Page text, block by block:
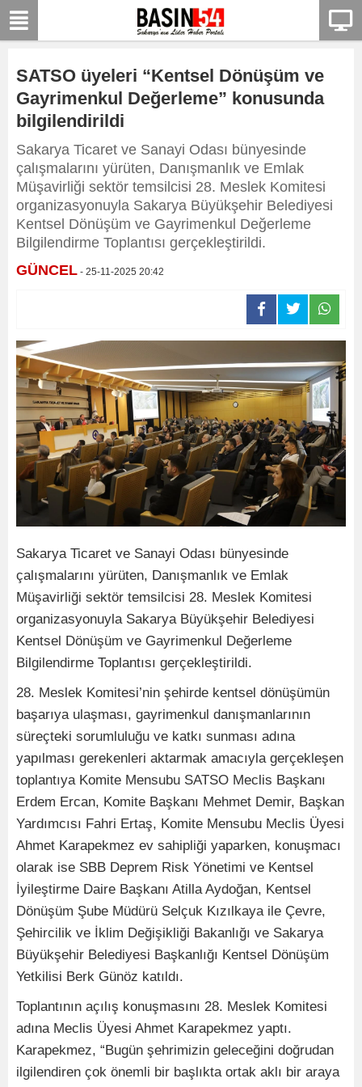
SATSO üyeleri “Kentsel Dönüşüm ve
Gayrimenkul Değerleme” konusunda
bilgilendirildi
Sakarya Ticaret ve Sanayi Odası bünyesinde
çalışmalarını yürüten, Danışmanlık ve Emlak
Müşavirliği sektör temsilcisi 28. Meslek Komitesi
organizasyonuyla Sakarya Büyükşehir Belediyesi
Kentsel Dönüşüm ve Gayrimenkul Değerleme
Bilgilendirme Toplantısı gerçekleştirildi.
GÜNCEL - 25-11-2025 20:42
Sakarya Ticaret ve Sanayi Odası bünyesinde
çalışmalarını yürüten, Danışmanlık ve Emlak
Müşavirliği sektör temsilcisi 28. Meslek Komitesi
organizasyonuyla Sakarya Büyükşehir Belediyesi
Kentsel Dönüşüm ve Gayrimenkul Değerleme
Bilgilendirme Toplantısı gerçekleştirildi.
28. Meslek Komitesi’nin şehirde kentsel dönüşümün
başarıya ulaşması, gayrimenkul danışmanlarının
süreçteki sorumluluğu ve katkı sunması adına
yapılması gerekenleri aktarmak amacıyla gerçekleşen
toplantıya Komite Mensubu SATSO Meclis Başkanı
Erdem Ercan, Komite Başkanı Mehmet Demir, Başkan
Yardımcısı Fahri Ertaş, Komite Mensubu Meclis Üyesi
Ahmet Karapekmez ev sahipliği yaparken, konuşmacı
olarak ise SBB Deprem Risk Yönetimi ve Kentsel
İyileştirme Daire Başkanı Atilla Aydoğan, Kentsel
Dönüşüm Şube Müdürü Selçuk Kızılkaya ile Çevre,
Şehircilik ve İklim Değişikliği Bakanlığı ve Sakarya
Büyükşehir Belediyesi Başkanlığı Kentsel Dönüşüm
Yetkilisi Berk Günöz katıldı.
Toplantının açılış konuşmasını 28. Meslek Komitesi
adına Meclis Üyesi Ahmet Karapekmez yaptı.
Karapekmez, “Bugün şehrimizin geleceğini doğrudan
ilgilendiren çok önemli bir başlıkta ortak aklı bir araya